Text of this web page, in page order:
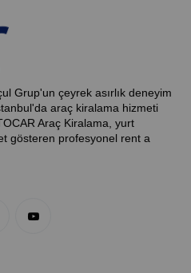
Grup'un çeyrek asırlık deneyim
araç kiralama hizmeti
Araç Kiralama, yurt
gösteren profesyonel rent a